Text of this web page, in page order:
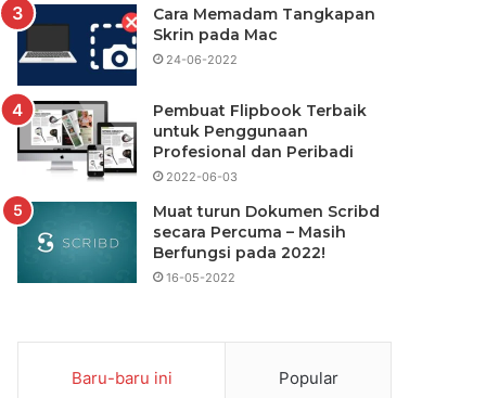
Cara Memadam Tangkapan
Skrin pada Mac
24-06-2022
Pembuat Flipbook Terbaik
untuk Penggunaan
Profesional dan Peribadi
2022-06-03
Muat turun Dokumen Scribd
secara Percuma – Masih
Berfungsi pada 2022!
16-05-2022
Baru-baru ini Popular